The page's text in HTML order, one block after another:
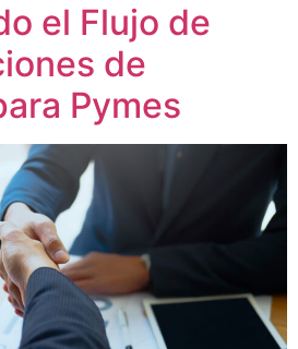
el Flujo de
de
Pymes